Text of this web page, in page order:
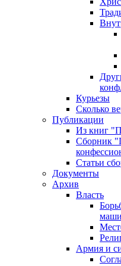
Курьезы
Сколько
Публикации
Из книг
Сборник
Статьи
Документы
Архив
Власть
Армия и